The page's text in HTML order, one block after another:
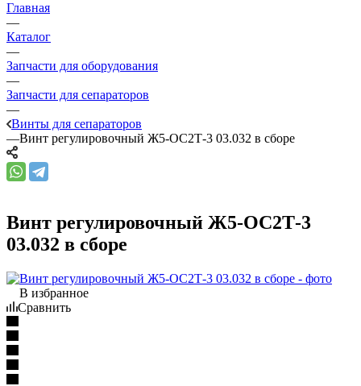
Главная
—
Каталог
—
Запчасти для оборудования
—
Запчасти для сепараторов
—
Винты для сепараторов
—Винт регулировочный Ж5-ОС2Т-3 03.032 в сборе
Винт регулировочный Ж5-ОС2Т-3
03.032 в сборе
В избранное
Сравнить